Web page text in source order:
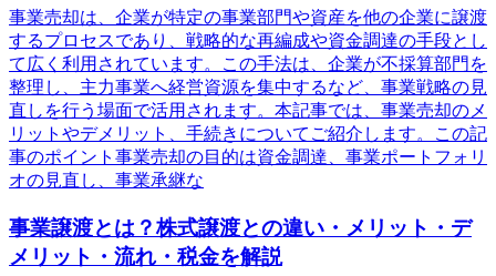
事業売却は、企業が特定の事業部門や資産を他の企業に譲渡
するプロセスであり、戦略的な再編成や資金調達の手段とし
て広く利用されています。この手法は、企業が不採算部門を
整理し、主力事業へ経営資源を集中するなど、事業戦略の見
直しを行う場面で活用されます。本記事では、事業売却のメ
リットやデメリット、手続きについてご紹介します。この記
事のポイント事業売却の目的は資金調達、事業ポートフォリ
オの見直し、事業承継な
事業譲渡とは？株式譲渡との違い・メリット・デ
メリット・流れ・税金を解説